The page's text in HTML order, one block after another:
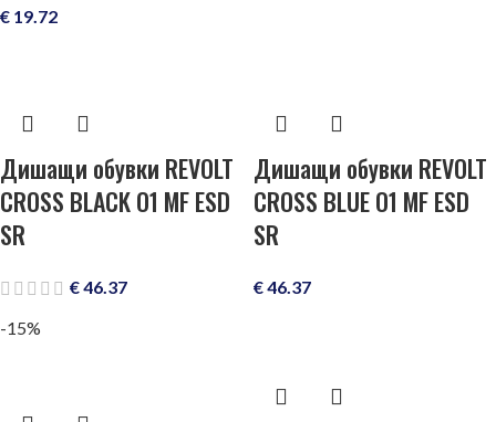
€ 19.72
Дишащи обувки REVOLT
CROSS BLACK O1 MF ESD
SR
€46.37
Дишащи обувки REVOLT
CROSS BLUE O1 MF ESD
SR
€46.37
-15%